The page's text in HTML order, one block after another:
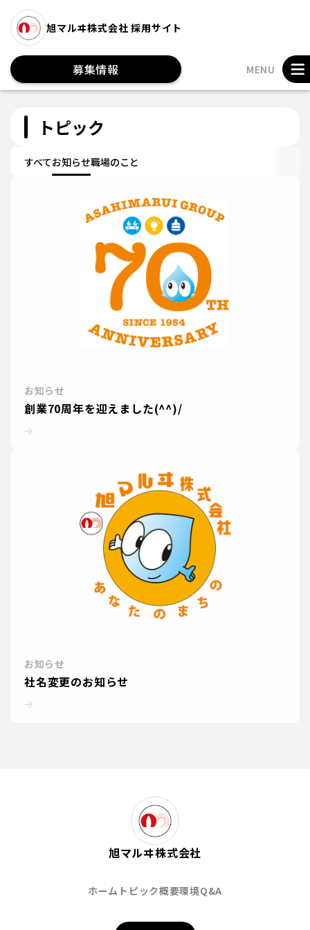
旭マルヰ株式会社 採用サイト
募集情報 MENU
トピック
すべてお知らせ職場のこと
お知らせ
創業70周年を迎えました(^^)/
お知らせ
社名変更のお知らせ
旭マルヰ株式会社
ホーム トピック概要環境Q&A